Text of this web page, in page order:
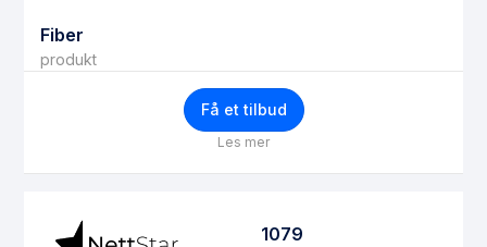
Fiber
produkt
Få et tilbud
Les mer
1079